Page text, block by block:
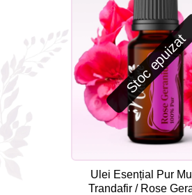
Stoc epuizat
Ulei Esențial Pur
Trandafir / Rose